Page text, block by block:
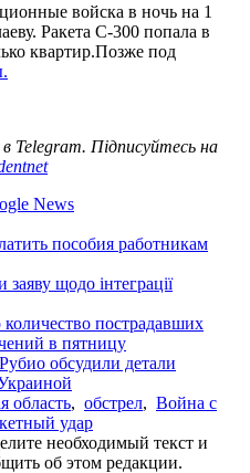
войска в ночь на 1
Ракета С-300 попала в
квартир.Позже под
в Telegram. Підписуйтесь на
News
пособия работникам
щодо інтеграції
пострадавших
в пятницу
обсудили детали
область, обстрел, Война с
удар
необходимый текст и
об этом редакции.